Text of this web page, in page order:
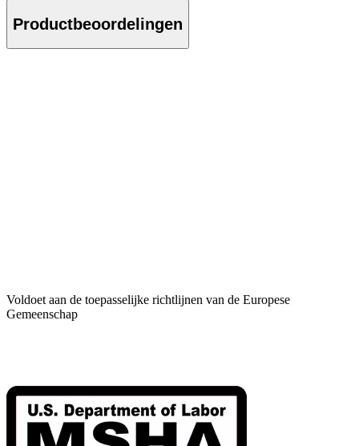
Productbeoordelingen
Voldoet aan de toepasselijke richtlijnen van de Europese
Gemeenschap